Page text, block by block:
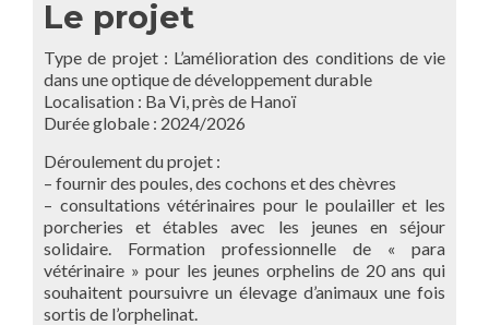
Le projet
Type de projet : L’amélioration des conditions de vie
dans une optique de développement durable
Localisation : Ba Vi, près de Hanoï
Durée globale : 2024/2026
Déroulement du projet :
– fournir des poules, des cochons et des chèvres
– consultations vétérinaires pour le poulailler et les
porcheries et étables avec les jeunes en séjour
solidaire. Formation professionnelle de « para
vétérinaire » pour les jeunes orphelins de 20 ans qui
souhaitent poursuivre un élevage d’animaux une fois
sortis de l’orphelinat.